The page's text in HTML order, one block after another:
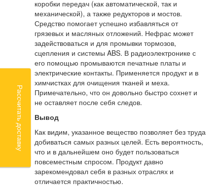
коробки передач (как автоматической, так и
механической), а также редукторов и мостов.
Средство помогает успешно избавляться от
грязевых и масляных отложений. Нефрас может
задействоваться и для промывки тормозов,
сцепления и системы ABS. В радиоэлектронике с
его помощью промываются печатные платы и
электрические контакты. Применяется продукт и в
химчистках для очищения тканей и меха.
Примечательно, что он довольно быстро сохнет и
не оставляет после себя следов.
Вывод
Как видим, указанное вещество позволяет без труда
добиваться самых разных целей. Есть вероятность,
что и в дальнейшем оно будет пользоваться
повсеместным спросом. Продукт давно
зарекомендовал себя в разных отраслях и
отличается практичностью.
Рассчитать доставку